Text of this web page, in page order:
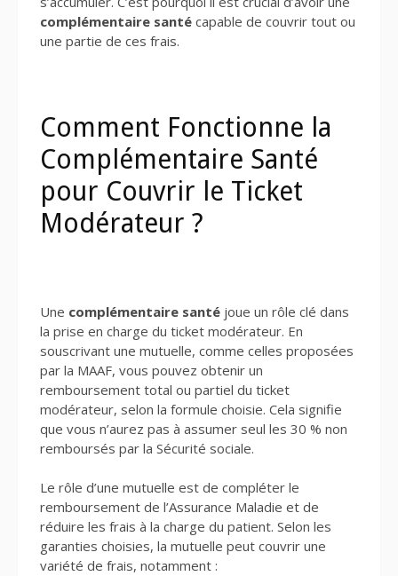
complémentaire santé capable de couvrir tout ou
une partie de ces frais.
Comment Fonctionne la
Complémentaire Santé
pour Couvrir le Ticket
Modérateur ?
Une complémentaire santé joue un rôle clé dans
la prise en charge du ticket modérateur. En
souscrivant une mutuelle, comme celles proposées
par la MAAF, vous pouvez obtenir un
remboursement total ou partiel du ticket
modérateur, selon la formule choisie. Cela signifie
que vous n’aurez pas à assumer seul les 30 % non
remboursés par la Sécurité sociale.
Le rôle d’une mutuelle est de compléter le
remboursement de l’Assurance Maladie et de
réduire les frais à la charge du patient. Selon les
garanties choisies, la mutuelle peut couvrir une
variété de frais, notamment :